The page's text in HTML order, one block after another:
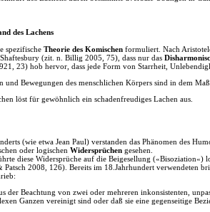
des Lachens
spezifische Theorie des Komischen formuliert. Nach
(zit. n. Billig 2005, 75), dass nur das
23) hob hervor, dass jede Form von Starrheit,
und Bewegungen des menschlichen Körpers sind in dem
löst für gewöhnlich ein schadenfreudiges Lachen aus.
(wie etwa Jean Paul) verstanden das Phänomen des
oder logischen Widersprüchen gesehen.
diese Widersprüche auf die Beigesellung («Bisoziation«)
2008, 126). Bereits im 18.Jahrhundert verwendeten
der Beachtung von zwei oder mehreren inkonsistenten,
Ganzen vereinigt sind oder daß sie eine gegenseitige